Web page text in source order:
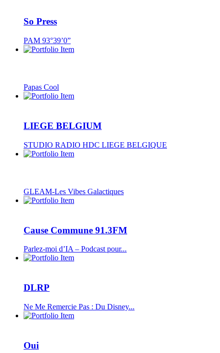
So Press
PAM 93°39’0”
Papas Cool
LIEGE BELGIUM
STUDIO RADIO HDC LIEGE BELGIQUE
GLEAM-Les Vibes Galactiques
Cause Commune 91.3FM
Parlez-moi d’IA – Podcast pour...
DLRP
Ne Me Remercie Pas : Du Disney...
Oui